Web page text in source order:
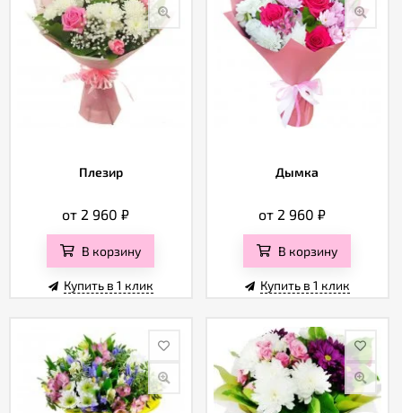
Плезир
от 2 960 ₽
В корзину
Купить в 1 клик
Дымка
от 2 960 ₽
В корзину
Купить в 1 клик